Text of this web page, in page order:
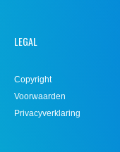
LEGAL
Copyright
Voorwaarden
Privacyverklaring